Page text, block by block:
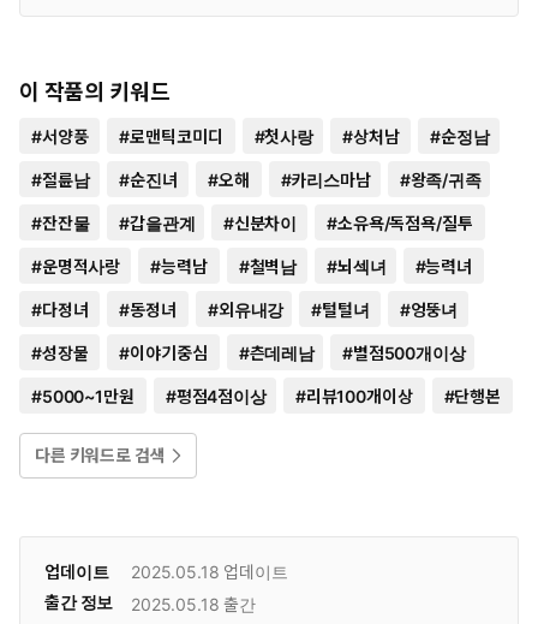
이 작품의 키워드
#서양풍 #로맨틱코미디 #첫사랑 #상처남 #순정남
#절륜남 #순진녀 #오해 #카리스마남 #왕족/귀족
#잔잔물 #갑을관계 #신분차이 #소유욕/독점욕/질투
#운명적사랑 #능력남 #철벽남 #뇌섹녀 #능력녀
#다정녀 #동정녀 #외유내강 #털털녀 #엉뚱녀
#성장물 #이야기중심 #츤데레남 #별점500개이상
#5000~1만원 #평점4점이상 #리뷰100개이상 #단행본
다른 키워드로 검색
업데이트 2025.05.18 업데이트
출간 정보
2025.05.18 출간